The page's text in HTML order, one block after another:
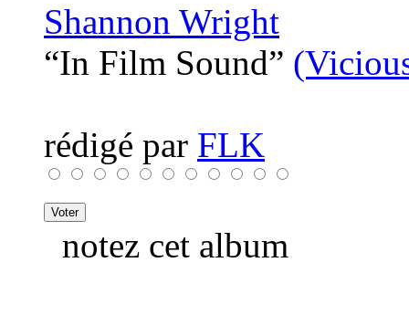
Shannon Wright
“In Film Sound”
rédigé par FLK
notez cet album